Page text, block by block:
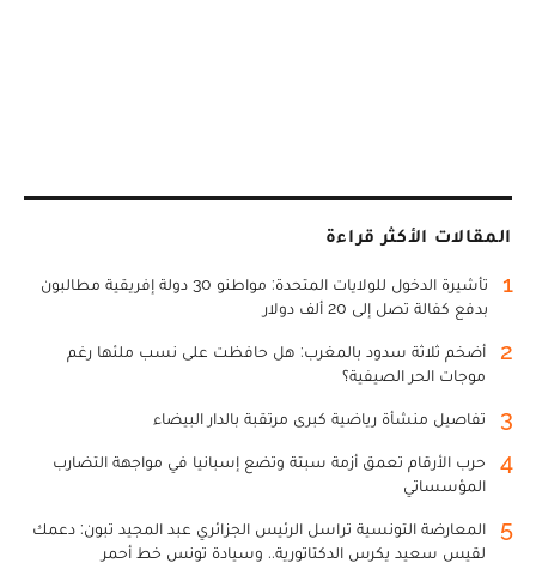
المقالات الأكثر قراءة
1
تأشيرة الدخول للولايات المتحدة: مواطنو 30 دولة إفريقية مطالبون
بدفع كفالة تصل إلى 20 ألف دولار
2
أضخم ثلاثة سدود بالمغرب: هل حافظت على نسب ملئها رغم
موجات الحر الصيفية؟
3 تفاصيل منشأة رياضية كبرى مرتقبة بالدار البيضاء
4
حرب الأرقام تعمق أزمة سبتة وتضع إسبانيا في مواجهة التضارب
المؤسساتي
5
المعارضة التونسية تراسل الرئيس الجزائري عبد المجيد تبون: دعمك
لقيس سعيد يكرس الدكتاتورية.. وسيادة تونس خط أحمر